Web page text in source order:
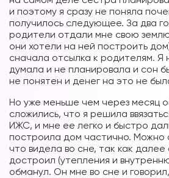
и поэтому я сразу не поняла
получилось следующее. За два
родители отдали мне свою
они хотели на ней построить
сначала отсылка к родителям. Я
думала и не планировала и сон
не понятен и денег на это не
Но уже меньше чем через месяц
сложились, что я решила
ИЖС, и мне ее легко и быстро
построила дом частично. Можно
что видела во сне, так как далее
достроил (утепления и
обманул. Он мне во сне и